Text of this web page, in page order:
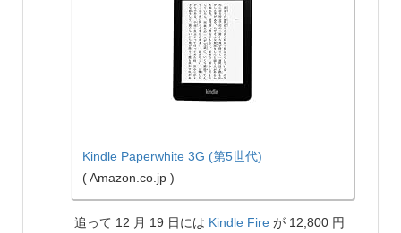
Kindle Paperwhite 3G (第5世代)
( Amazon.co.jp )
追って 12 月 19 日には Kindle Fire が 12,800 円